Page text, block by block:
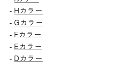
- Hカラー
-Gカラー
- Fカラー
- Eカラー
- Dカラー